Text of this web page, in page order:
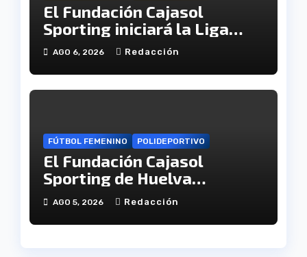
El Fundación Cajasol
Sporting iniciará la Liga
recibiendo al Cacereño
AGO 6, 2026 Redacción
FÚTBOL FEMENINO POLIDEPORTIVO
El Fundación Cajasol
Sporting de Huelva
disputará la Copa de
Andalucía en el Estadio
Antonio Toledo Sánchez
AGO 5, 2026 Redacción